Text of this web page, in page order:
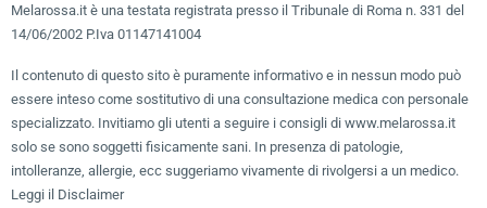
Melarossa.it è una testata registrata presso il Tribunale di Roma n. 331 del
14/06/2002 P.Iva 01147141004
Il contenuto di questo sito è puramente informativo e in nessun modo può
essere inteso come sostitutivo di una consultazione medica con personale
specializzato. Invitiamo gli utenti a seguire i consigli di www.melarossa.it
solo se sono soggetti fisicamente sani. In presenza di patologie,
intolleranze, allergie, ecc suggeriamo vivamente di rivolgersi a un medico.
Leggi il Disclaimer